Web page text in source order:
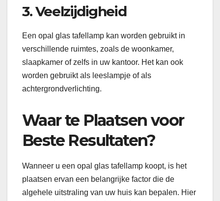
3. Veelzijdigheid
Een opal glas tafellamp kan worden gebruikt in
verschillende ruimtes, zoals de woonkamer,
slaapkamer of zelfs in uw kantoor. Het kan ook
worden gebruikt als leeslampje of als
achtergrondverlichting.
Waar te Plaatsen voor
Beste Resultaten?
Wanneer u een opal glas tafellamp koopt, is het
plaatsen ervan een belangrijke factor die de
algehele uitstraling van uw huis kan bepalen. Hier